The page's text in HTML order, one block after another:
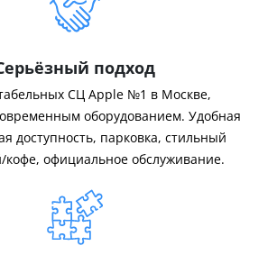
подход
СЦ Apple №1 в Москве,
оборудованием. Удобная
доступность, парковка, стильный
кофе, официальное обслуживание.